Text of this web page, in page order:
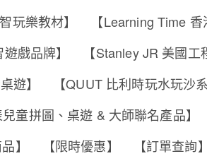
玩樂教材】
【Learning Time
戲品牌】
【Stanley JR 美國工
遊】
【QUUT 比利時玩水玩沙
童拼圖、桌遊 & 大師聯名產品】
】
【限時優惠】 【訂單查詢】